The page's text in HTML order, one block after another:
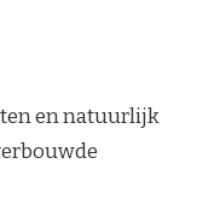
en natuurlijk